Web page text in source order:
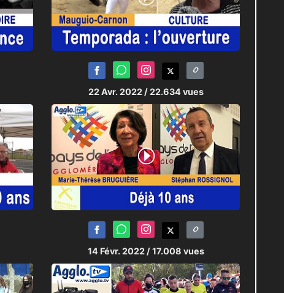
22 Avr. 2022 / 22.634 vues
14 Févr. 2022 / 17.008 vues